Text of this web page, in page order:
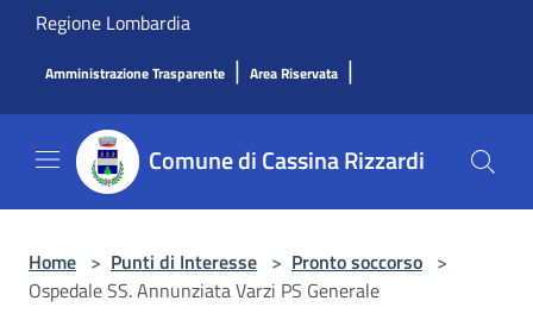
Salta al contenuto principale
Regione Lombardia
Amministrazione Trasparente | Area Riservata |
Comune di Cassina Rizzardi
Home > Punti di Interesse > Pronto soccorso >
Ospedale SS. Annunziata Varzi PS Generale